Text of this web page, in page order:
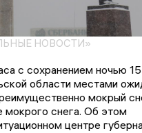
НОВОСТИ»
с сохранением ночью
области местами
мокрый
мокрого снега. Об этом
центре